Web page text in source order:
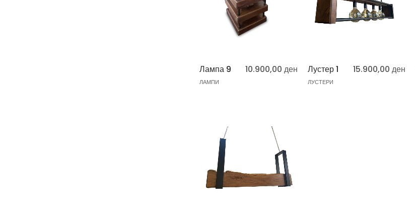
Лампа 9
ЛАМПИ
10.900,00 ден Лустер 1
ЛУСТЕРИ
15.900,00 ден